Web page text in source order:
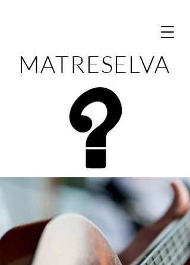
MATRESELVA